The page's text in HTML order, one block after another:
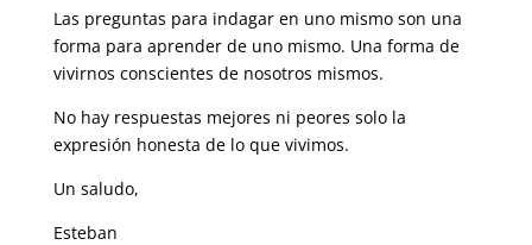
Las preguntas para indagar en uno mismo son una
forma para aprender de uno mismo. Una forma de
vivirnos conscientes de nosotros mismos.
No hay respuestas mejores ni peores solo la
expresión honesta de lo que vivimos.
Un saludo,
Esteban